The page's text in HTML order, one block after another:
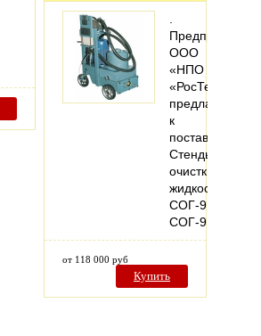
Предприятие
ООО
«НПО
предлагает
к
поставке
Стенды
очистки
жидкостей
СОГ-
СОГ-
от 118 000 руб
Купить